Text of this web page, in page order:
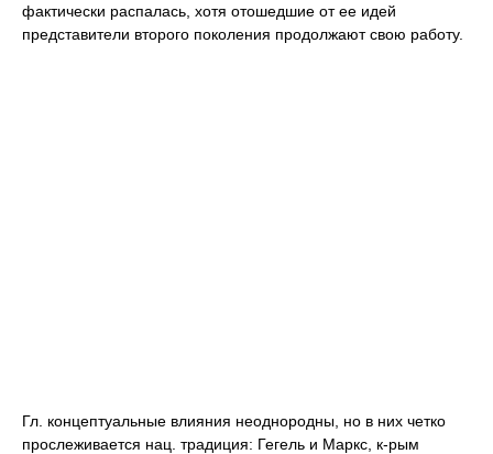
фактически распалась, хотя отошедшие от ее идей
представители второго поколения продолжают свою работу.
Гл. концептуальные влияния неоднородны, но в них четко
прослеживается нац. традиция: Гегель и Маркс, к-рым